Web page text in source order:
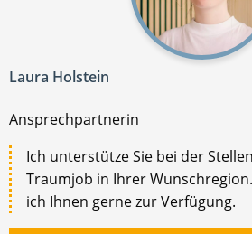
Laura Holstein
Ansprechpartnerin
Ich unterstütze Sie bei der
Traumjob in Ihrer
ich Ihnen gerne zur Verfügung.